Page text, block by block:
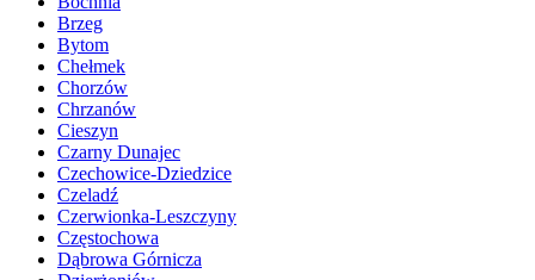
Brzeg
Bytom
Chełmek
Chorzów
Chrzanów
Cieszyn
Czarny Dunajec
Czechowice-Dziedzice
Czeladź
Czerwionka-Leszczyny
Częstochowa
Dąbrowa Górnicza